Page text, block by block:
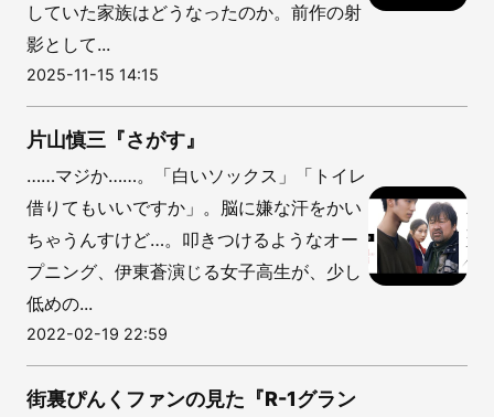
していた家族はどうなったのか。前作の射
影として...
2025-11-15 14:15
片山慎三『さがす』
……マジか……。「白いソックス」「トイレ
借りてもいいですか」。脳に嫌な汗をかい
ちゃうんすけど…。叩きつけるようなオー
プニング、伊東蒼演じる女子高生が、少し
低めの...
2022-02-19 22:59
街裏ぴんくファンの見た『R-1グラン